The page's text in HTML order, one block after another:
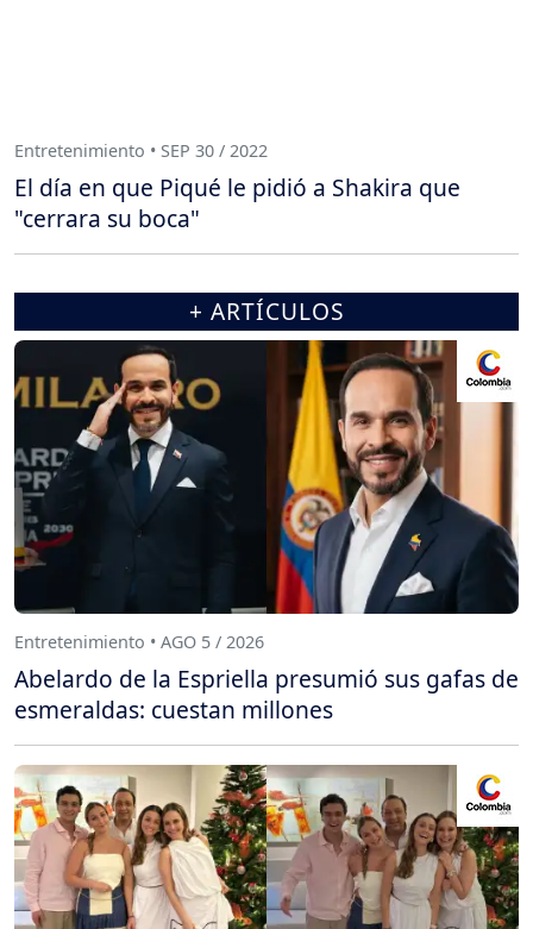
Entretenimiento • SEP 30 / 2022
El día en que Piqué le pidió a Shakira que
"cerrara su boca"
+ ARTÍCULOS
Entretenimiento • AGO 5 / 2026
Abelardo de la Espriella presumió sus gafas de
esmeraldas: cuestan millones